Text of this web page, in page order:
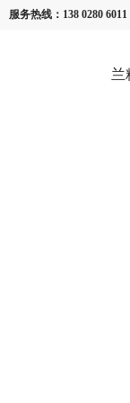
服务热线：138 0280
兰